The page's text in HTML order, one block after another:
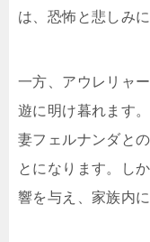
は、恐怖と悲しみ
一方、アウレリャ
遊に明け暮れます
妻フェルナンダと
とになります。し
響を与え、家族内